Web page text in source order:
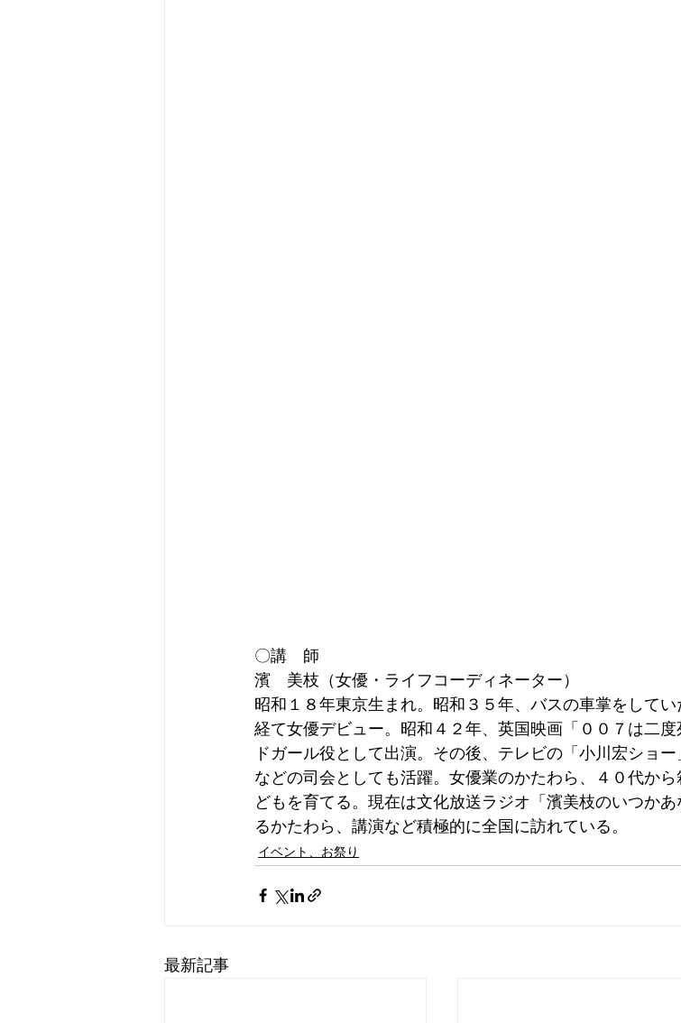
〇講　師
濱　美枝（女優・ライフコーディネーター）
昭和１８年東京生まれ。昭和３５年、バスの車掌をして
経て女優デビュー。昭和４２年、英国映画「００７は二
ドガール役として出演。その後、テレビの「小川宏ショ
などの司会としても活躍。女優業のかたわら、４０代か
どもを育てる。現在は文化放送ラジオ「濱美枝のいつか
るかたわら、講演など積極的に全国に訪れている。
イベント、お祭り
最新記事